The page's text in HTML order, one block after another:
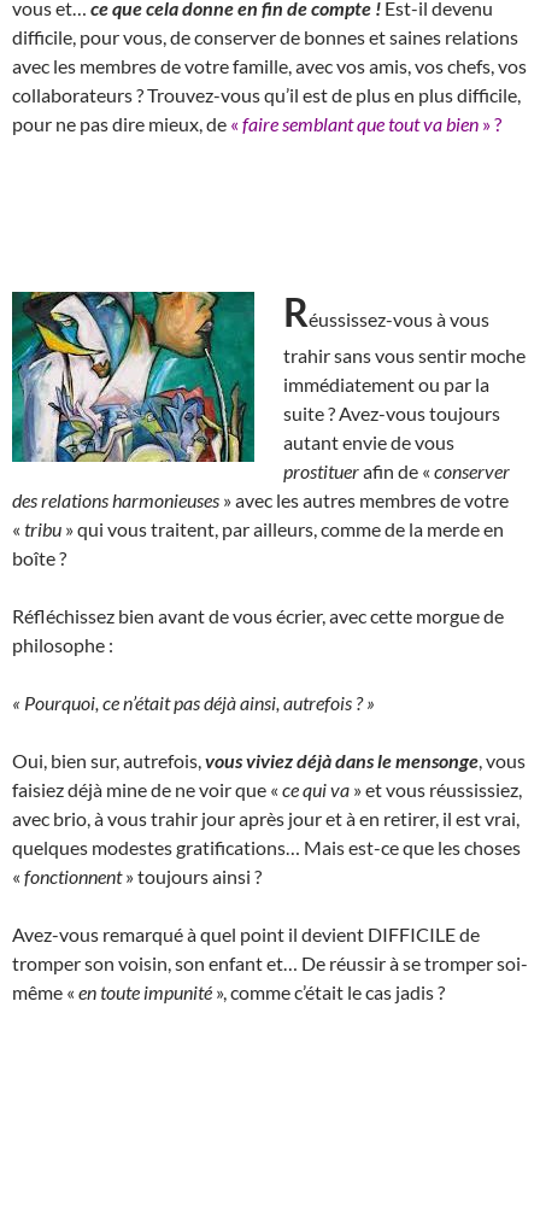
vous et… ce que cela donne en fin de compte ! Est-il devenu
difficile, pour vous, de conserver de bonnes et saines relations
avec les membres de votre famille, avec vos amis, vos chefs, vos
collaborateurs ? Trouvez-vous qu’il est de plus en plus difficile,
pour ne pas dire mieux, de « faire semblant que tout va bien » ?
Réussissez-vous à vous
trahir sans vous sentir moche
immédiatement ou par la
suite ? Avez-vous toujours
autant envie de vous
prostituerafin de « conserver
des relations harmonieuses » avec les autres membres de votre
« tribu » qui vous traitent, par ailleurs, comme de la merde en
boîte ?
Réfléchissez bien avant de vous écrier, avec cette morgue de
philosophe :
« Pourquoi, ce n’était pas déjà ainsi, autrefois ? »
Oui, bien sur, autrefois, vous viviez déjà dans le mensonge , vous
faisiez déjà mine de ne voir que « ce qui va » et vous réussissiez,
avec brio, à vous trahir jour après jour et à en retirer, il est vrai,
quelques modestes gratifications… Mais est-ce que les choses
« fonctionnent» toujours ainsi ?
Avez-vous remarqué à quel point il devient DIFFICILE de
tromper son voisin, son enfant et… De réussir à se tromper soi-
même « en toute impunité », comme c’était le cas jadis ?